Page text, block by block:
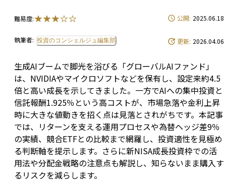
難易度:
執筆者: 投資のコンシェルジュ編集部
公開: 2025.06.18
更新: 2026.04.06
生成AIブームで脚光を浴びる「グローバルAIファンド」
は、NVIDIAやマイクロソフトなどを保有し、設定来約4.5
倍と高い成長を示してきました。一方でAIへの集中投資と
信託報酬1.925％という高コストが、市場急落や金利上昇
時に大きな値動きを招く点は見落とされがちです。本記事
では、リターンを支える運用プロセスや為替ヘッジ差9％
の実績、競合ETFとの比較まで網羅し、投資適性を見極め
る判断軸を提示します。さらに新NISA成長投資枠での活
用法や分配金戦略の注意点も解説し、知らないまま購入す
るリスクを減らします。